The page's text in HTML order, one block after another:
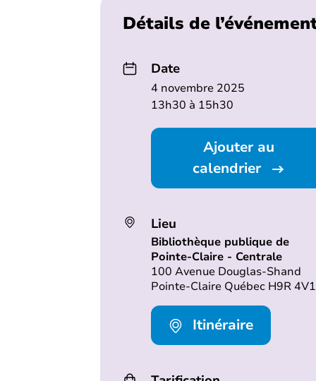
Détails de
Date
4 novembre 2025
13h30 à 15h30
Ajouter au
calendrier
Lieu
Bibliothèque publique de
Pointe-Claire - Centrale
100 Avenue Douglas-Shand
Pointe-Claire Québec H9R 4V1
Itinéraire